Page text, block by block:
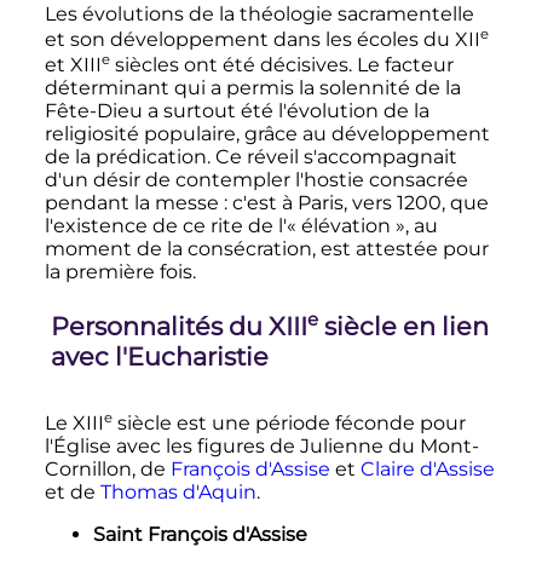
Les évolutions de la théologie sacramentelle
et son développement dans les écoles du XIIe
et XIIIe sièclesont été décisives. Le facteur
déterminant qui a permis la solennité de la
Fête-Dieu a surtout été l'évolution de la
religiosité populaire, grâce au développement
de la prédication. Ce réveil s'accompagnait
d'un désir de contempler l'hostie consacrée
pendant la messe : c'est à Paris, vers 1200, que
l'existence de ce rite de l'« élévation », au
moment de la consécration, est attestée pour
la première fois.
Personnalités du XIIIe siècleen lien
avec l'Eucharistie
Le XIIIe siècle est une période féconde pour
l'Église avec les figures de Julienne du Mont-
Cornillon, de François d'Assise et Claire d'Assise
et de Thomas d'Aquin.
Saint François d'Assise